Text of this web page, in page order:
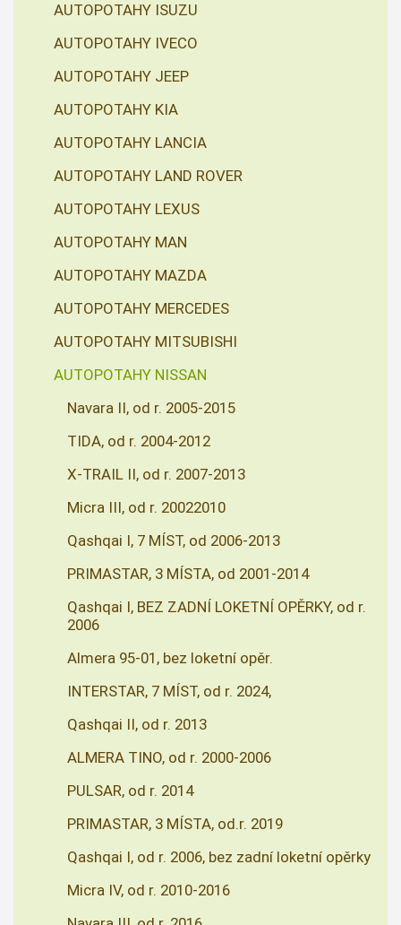
AUTOPOTAHY ISUZU
AUTOPOTAHY IVECO
AUTOPOTAHY JEEP
AUTOPOTAHY KIA
AUTOPOTAHY LANCIA
AUTOPOTAHY LAND ROVER
AUTOPOTAHY LEXUS
AUTOPOTAHY MAN
AUTOPOTAHY MAZDA
AUTOPOTAHY MERCEDES
AUTOPOTAHY MITSUBISHI
AUTOPOTAHY NISSAN
Navara II, od r. 2005-2015
TIDA, od r. 2004-2012
X-TRAIL II, od r. 2007-2013
Micra III, od r. 20022010
Qashqai I, 7 MÍST, od 2006-2013
PRIMASTAR, 3 MÍSTA, od 2001-2014
Qashqai I, BEZ ZADNÍ LOKETNÍ OPĚRKY, od r.
2006
Almera 95-01, bez loketní opěr.
INTERSTAR, 7 MÍST, od r. 2024,
Qashqai II, od r. 2013
ALMERA TINO, od r. 2000-2006
PULSAR, od r. 2014
PRIMASTAR, 3 MÍSTA, od.r. 2019
Qashqai I, od r. 2006, bez zadní loketní opěrky
Micra IV, od r. 2010-2016